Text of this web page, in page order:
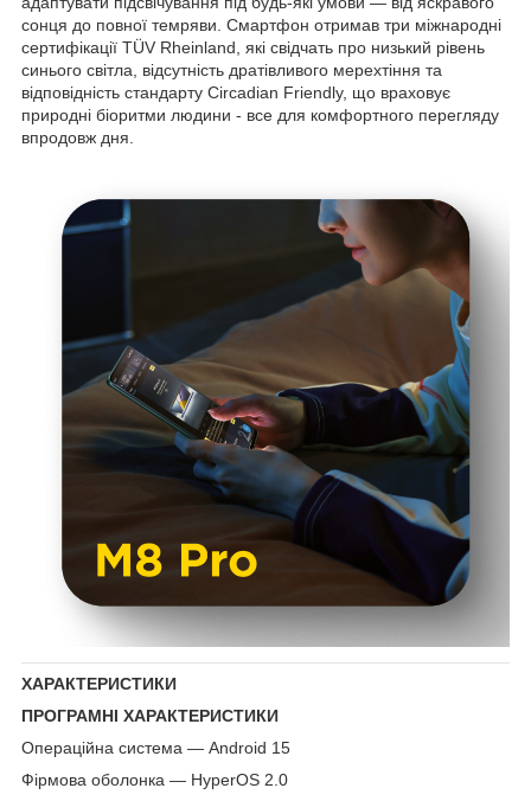
сонця до повної темряви. Смартфон отримав три міжнародні
сертифікації TÜV Rheinland, які свідчать про низький рівень
синього світла, відсутність дратівливого мерехтіння та
відповідність стандарту Circadian Friendly, що враховує
природні біоритми людини - все для комфортного перегляду
впродовж дня.
ХАРАКТЕРИСТИКИ
ПРОГРАМНІ ХАРАКТЕРИСТИКИ
Операційна система — Android 15
Фірмова оболонка — HyperOS 2.0